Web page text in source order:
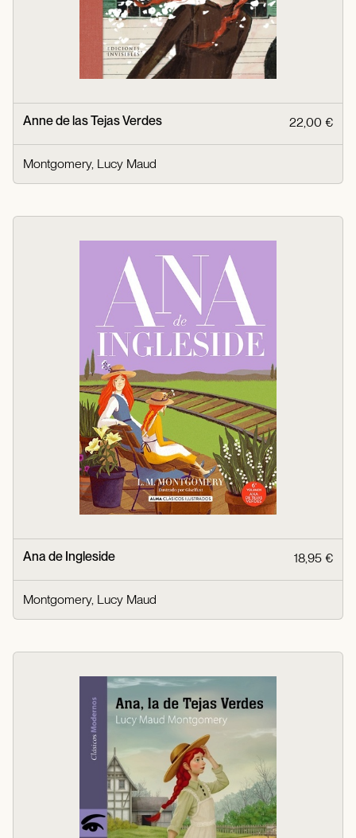
Anne de las Tejas Verdes 22,00 €
Montgomery, Lucy Maud
Ana de Ingleside 18,95 €
Montgomery, Lucy Maud